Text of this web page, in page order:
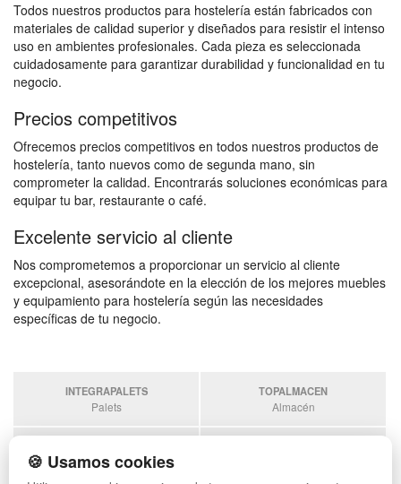
Todos nuestros productos para hostelería están fabricados con
materiales de calidad superior y diseñados para resistir el intenso
uso en ambientes profesionales. Cada pieza es seleccionada
cuidadosamente para garantizar durabilidad y funcionalidad en tu
negocio.
Precios competitivos
Ofrecemos precios competitivos en todos nuestros productos de
hostelería, tanto nuevos como de segunda mano, sin
comprometer la calidad. Encontrarás soluciones económicas para
equipar tu bar, restaurante o café.
Excelente servicio al cliente
Nos comprometemos a proporcionar un servicio al cliente
excepcional, asesorándote en la elección de los mejores muebles
y equipamiento para hostelería según las necesidades
específicas de tu negocio.
INTEGRAPALETS
Palets
TOPALMACEN
Almacén
Sobrantes
🍪 Usamos cookies